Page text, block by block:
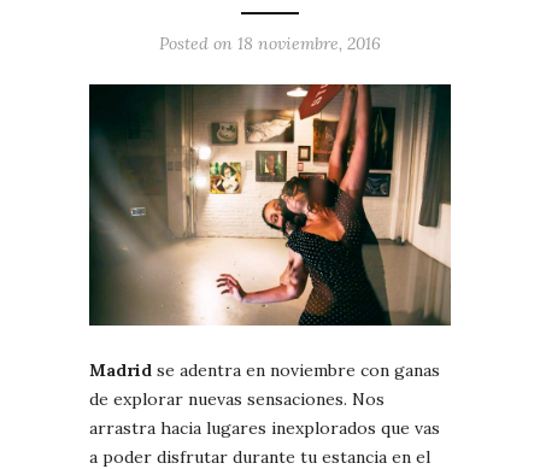
Posted on 18 noviembre, 2016
Madrid se adentra en noviembre con ganas
de explorar nuevas sensaciones. Nos
arrastra hacia lugares inexplorados que vas
a poder disfrutar durante tu estancia en el